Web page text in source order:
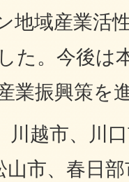
地域産業活
た。今後は
業振興策を
川越市、川
山市、春日